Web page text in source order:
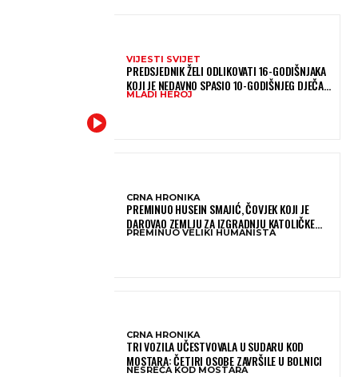
VIJESTI SVIJET
PREDSJEDNIK ŽELI ODLIKOVATI 16-GODIŠNJAKA
KOJI JE NEDAVNO SPASIO 10-GODIŠNJEG DJEČAKA
IZ SMRTONOSNIH VALOVA
MLADI HEROJ
CRNA HRONIKA
PREMINUO HUSEIN SMAJIĆ, ČOVJEK KOJI JE
DAROVAO ZEMLJU ZA IZGRADNJU KATOLIČKE
CRKVE U BUGOJNU
PREMINUO VELIKI HUMANISTA
CRNA HRONIKA
TRI VOZILA UČESTVOVALA U SUDARU KOD
MOSTARA: ČETIRI OSOBE ZAVRŠILE U BOLNICI
NESREĆA KOD MOSTARA